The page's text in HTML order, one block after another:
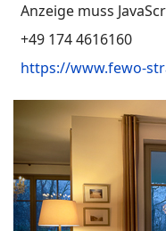
Anzeige muss
Mobil
+49 174 4616160
Website
https://www.fewo-